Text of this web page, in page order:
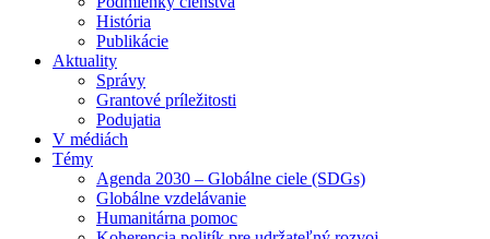
História
Publikácie
Aktuality
Správy
Grantové príležitosti
Podujatia
V médiách
Témy
Agenda 2030 – Globálne ciele (SDGs)
Globálne vzdelávanie
Humanitárna pomoc